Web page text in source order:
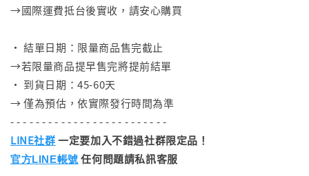
→國際運費抵台後實收，請安心購買
• 結單日期：限量商品售完截止
→若限量商品提早售完將提前結單
• 到貨日期：45-60天
→ 僅為預估，依實際發行時間為準
- - - - - - - - - - - - - - - - - - - - - - - - -
LINE社群一定要加入不錯過社群限定品！
官方LINE帳號 任何問題請私訊客服